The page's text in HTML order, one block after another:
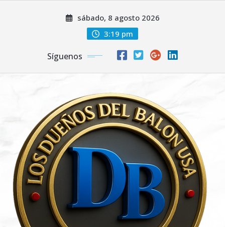
sábado, 8 agosto 2026
3:19 pm
Síguenos